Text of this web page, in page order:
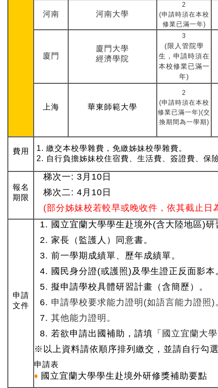
河南 河南大學
2
(申請時須在本校
修業已滿一年)
廈門
廈門大學
經濟學院
3
(限人管院學
生，申請時須在
本校修業已滿一
年)
上海 華東師範大學
2
(申請時須在本校
修業已滿一年)(交
換期間為一學期)
費用
1. 繳交本校學雜費，免繳姊妹校學雜費。
2. 自行負擔姊妹校住宿費、生活費、簽證費、保
報名
期限
梯次一: 3月10日
梯次二: 4月10日
(部分姊妹校若較早或晚收件，依其截止日
申請
文件
1. 國立宜蘭大學學生赴境外(含大陸地區)研
2. 家長（監護人）同意書。
3. 前一學期成績單、歷年成績單。
4. 國民身分證(或護照)及學生證正反面影本
5. 擬申請學校具體研習計畫（含簡歷）。
6. 申請學校要求能力證明(如語言能力證照)
7. 其他能力證明。
8. 若欲申請出國補助，請填「 國立宜蘭大
※以上資料請依順序排列繳交，並請自行勾
申請表
♦ 國立宜蘭大學學生赴境外研修獎補助要點